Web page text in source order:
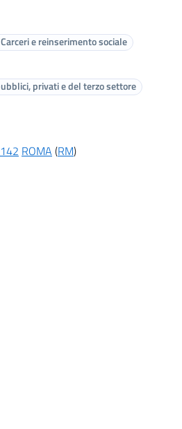
e reinserimento sociale
privati e del terzo settore
ROMA (RM)